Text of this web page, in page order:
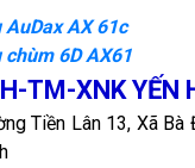
AuDax AX 61c
chùm 6D AX61
TM-XNK YẾN
Tiền Lân 13, Xã Bà